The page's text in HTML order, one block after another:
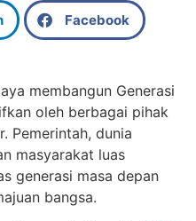
Facebook
membangun Generasi
oleh berbagai pihak
Pemerintah, dunia
masyarakat luas
generasi masa depan
bangsa.